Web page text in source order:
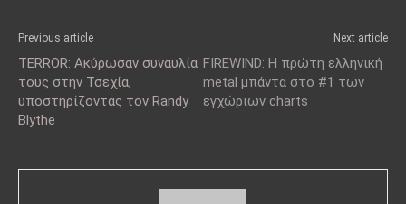
Previous article
TERROR: Ακύρωσαν συναυλία
τους στην Τσεχία,
υποστηρίζοντας τον Randy
Blythe
Next article
FIREWIND: Η πρώτη ελληνική
metal μπάντα στο #1 των
εγχώριων charts